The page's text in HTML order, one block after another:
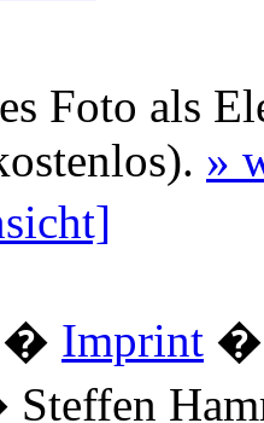
Foto als
»
� Imprint �